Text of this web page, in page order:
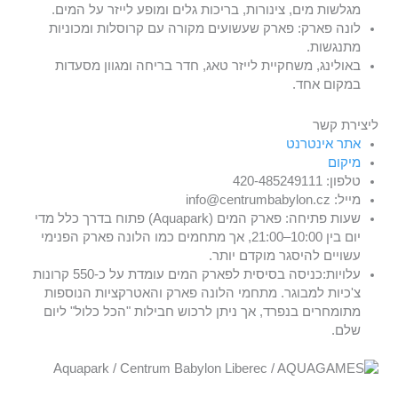
מגלשות מים, צינורות, בריכות גלים ומופע לייזר על המים.
לונה פארק: פארק שעשועים מקורה עם קרוסלות ומכוניות
מתנגשות.
באולינג, משחקיית לייזר טאג, חדר בריחה ומגוון מסעדות
במקום אחד.
ליצירת קשר
אתר אינטרנט
מיקום
טלפון: 420-485249111
מייל: info@centrumbabylon.cz
שעות פתיחה: פארק המים (Aquapark) פתוח בדרך כלל מדי
יום בין 10:00–21:00, אך מתחמים כמו הלונה פארק הפנימי
עשויים להיסגר מוקדם יותר.
עלויות:כניסה בסיסית לפארק המים עומדת על כ-550 קרונות
צ'כיות למבוגר. מתחמי הלונה פארק והאטרקציות הנוספות
מתומחרים בנפרד, אך ניתן לרכוש חבילות "הכל כלול" ליום
שלם.